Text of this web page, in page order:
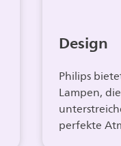
Design
Philips
Lampen,
perfekte